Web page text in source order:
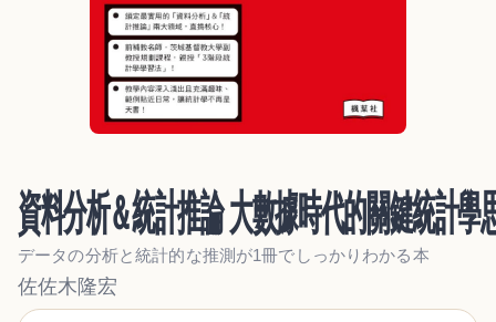
資料分析＆統計推論 大數據時代的關鍵統計學
データの分析と統計的な推測が1冊でしっかりわかる本
佐佐木隆宏